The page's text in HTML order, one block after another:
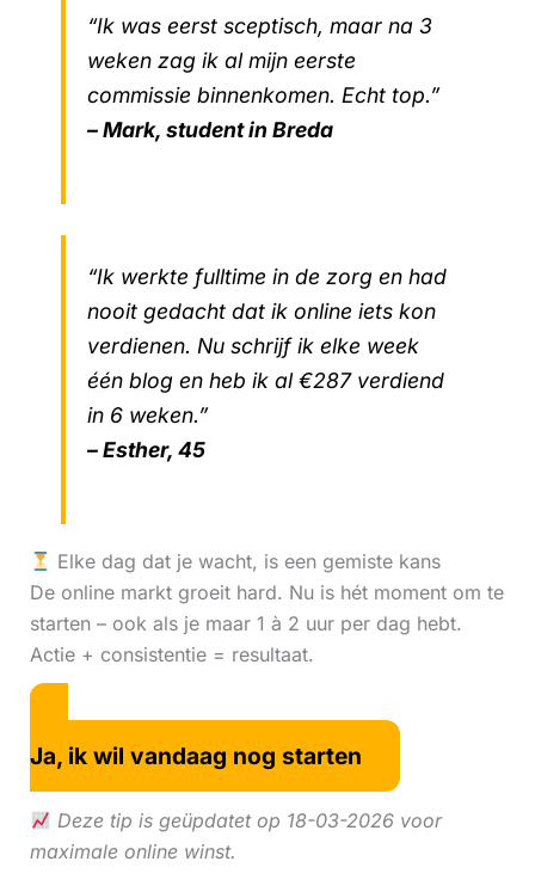
“Ik was eerst sceptisch, maar na 3
weken zag ik al mijn eerste
commissie binnenkomen. Echt top.”
– Mark, student in Breda
“Ik werkte fulltime in de zorg en had
nooit gedacht dat ik online iets kon
verdienen. Nu schrijf ik elke week
één blog en heb ik al €287 verdiend
in 6 weken.”
– Esther, 45
Elke dag dat je wacht, is een gemiste kans
De online markt groeit hard. Nu is hét moment om te
starten – ook als je maar 1 à 2 uur per dag hebt.
Actie + consistentie = resultaat.
Ja, ik wil vandaag nog starten
Deze tip is geüpdatet op 18-03-2026 voor
maximale online winst.